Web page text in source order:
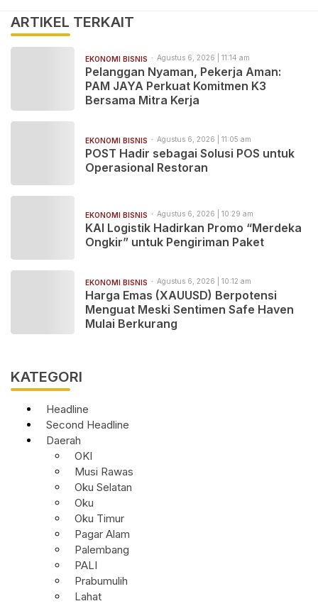
ARTIKEL TERKAIT
EKONOMI BISNIS Agustus 6, 2026 | 11:14 am
Pelanggan Nyaman, Pekerja Aman:
PAM JAYA Perkuat Komitmen K3
Bersama Mitra Kerja
EKONOMI BISNIS Agustus 6, 2026 | 11:05 am
POST Hadir sebagai Solusi POS untuk
Operasional Restoran
EKONOMI BISNIS Agustus 6, 2026 | 10:29 am
KAI Logistik Hadirkan Promo “Merdeka
Ongkir” untuk Pengiriman Paket
EKONOMI BISNIS Agustus 6, 2026 | 10:12 am
Harga Emas (XAUUSD) Berpotensi
Menguat Meski Sentimen Safe Haven
Mulai Berkurang
KATEGORI
Headline
Second Headline
Daerah
OKI
Musi Rawas
Oku Selatan
Oku
Oku Timur
Pagar Alam
Palembang
PALI
Prabumulih
Lahat